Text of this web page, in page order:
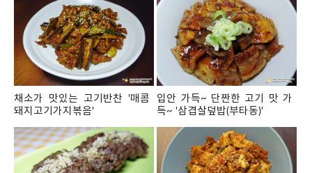
채소가 맛있는 고기반찬 '매콤
돼지고기가지볶음'
입안 가득~ 단짠한 고기 맛 가
득~ '삼겹살덮밥(부타동)'